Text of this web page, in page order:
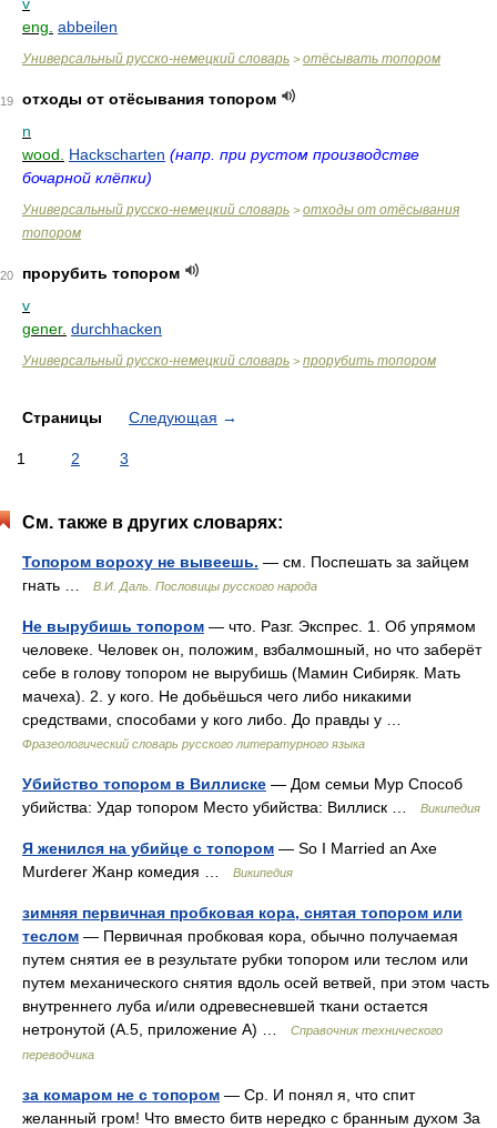
eng. abbeilen
Универсальный русско-немецкий словарь > отёсывать топором
19
отходы от отёсывания топором
n
wood.
Hackscharten (напр. при рустом производстве
бочарной клёпки)
Универсальный русско-немецкий словарь > отходы от отёсывания
топором
20
прорубить топором
v
gener. durchhacken
Универсальный русско-немецкий словарь > прорубить топором
Страницы Следующая →
1 2 3
См. также в других словарях:
Топором вороху не вывеешь. — см. Поспешать за зайцем
гнать …
В.И. Даль. Пословицы русского народа
Не вырубишь топором — что. Разг. Экспрес. 1. Об упрямом
человеке. Человек он, положим, взбалмошный, но что заберёт
себе в голову топором не вырубишь (Мамин Сибиряк. Мать
мачеха). 2. у кого. Не добьёшься чего либо никакими
средствами, способами у кого либо. До правды у …
Фразеологический словарь русского литературного языка
Убийство топором в Виллиске — Дом семьи Мур Способ
убийства: Удар топором Место убийства: Виллиск …
Википедия
Я женился на убийце с топором — So I Married an Axe
Murderer Жанр комедия …
Википедия
зимняя первичная пробковая кора, снятая топором или
теслом — Первичная пробковая кора, обычно получаемая
путем снятия ее в результате рубки топором или теслом или
путем механического снятия вдоль осей ветвей, при этом часть
внутреннего луба и/или одревесневшей ткани остается
нетронутой (А.5, приложение А) …
Справочник технического
переводчика
за комаром не с топором — Ср. И понял я, что спит
желанный гром! Что вместо битв нередко с бранным духом За